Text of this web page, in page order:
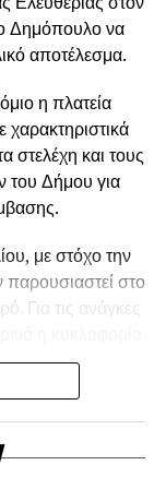
Δημόπουλο να
αποτέλεσμα.
η πλατεία
χαρακτηριστικά
στελέχη και τους
του Δήμου για
με στόχο την
στο
Για τις ανάγκες
και τις 5
στην ασφαλή και